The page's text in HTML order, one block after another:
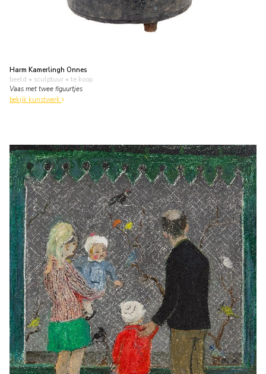
Harm Kamerlingh Onnes
beeld • sculptuur • te koop
Vaas met twee figuurtjes
bekijk kunstwerk